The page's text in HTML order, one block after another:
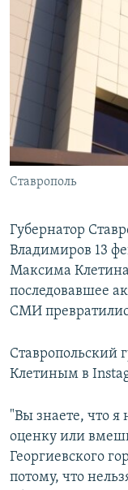
поискуСЕВЕР.РЕАЛИИ
СИБИРЬ.РЕАЛИИ
РАСПИСАНИЕ
ПОДПИШИТЕСЬ
СОЦИАЛЬНЫЕ СЕТИ
Все сайты РСЕ/
Ставрополь
Губернатор
Владимиров 13
Максима
последовавшее
СМИ
Ставропольский
Клетиным в
"Вы знаете, что я
оценку или
Георгиевского
потому, что